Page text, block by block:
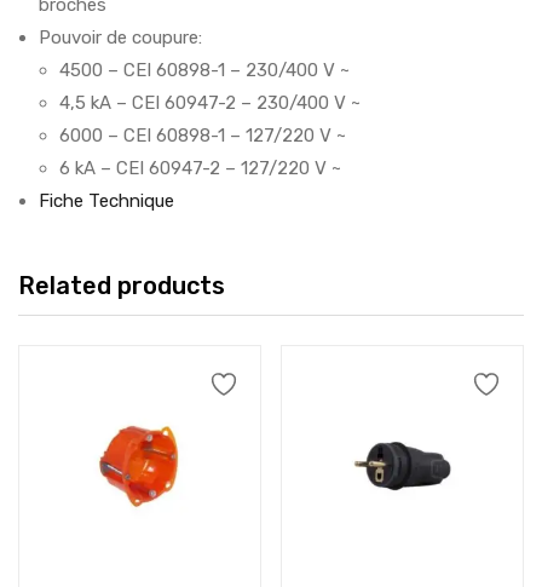
broches
Pouvoir de coupure:
4500 – CEI 60898-1 – 230/400 V ~
4,5 kA – CEI 60947-2 – 230/400 V ~
6000 – CEI 60898-1 – 127/220 V ~
6 kA – CEI 60947-2 – 127/220 V ~
Fiche Technique
Related products